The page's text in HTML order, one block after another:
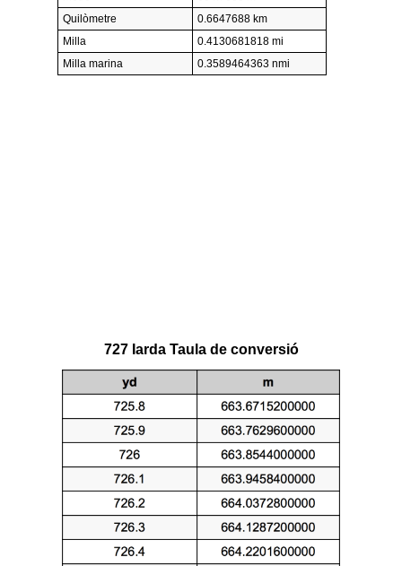
Quilòmetre
0.6647688 km
Milla
0.4130681818 mi
Milla marina
0.3589464363 nmi
727 Iarda Taula de conversió